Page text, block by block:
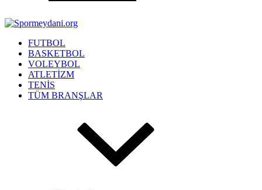
FUTBOL
BASKETBOL
VOLEYBOL
ATLETİZM
TENİS
TÜM BRANŞLAR